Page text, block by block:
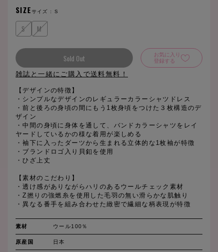
SIZEサイズ :S
S M
Sold Out
お気に入り
登録する
雑誌と一緒にご購入で送料無料！
【デザインの特徴】
・シンプルなデザインのレギュラーカラーシャツドレス
・前と後ろの身頃の間にもう1枚身頃をつけた３枚構造のデ
ザイン
・中間の身頃に身体を通して、バンドカラーシャツをレイ
ヤードしているかの様な着用が楽しめる
・袖下に入ったダーツから生まれる立体的な1枚袖が特徴
・ブランドロゴ入り貝釦を使用
・ひざ上丈
【素材のこだわり】
・透け感がありながらハリのあるウールチェック素材
・Z撚りの強燃糸を使用した毛羽の無い滑らかな肌触り
・異なる番手を組み合わせた緻密で繊細な柄表現が特徴
素材 ウール100％
原産国 日本